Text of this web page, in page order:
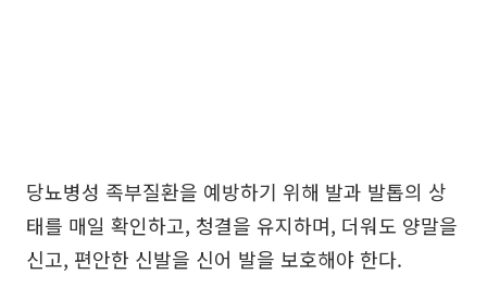
당뇨병성 족부질환을 예방하기 위해 발과 발톱의 상
태를 매일 확인하고, 청결을 유지하며, 더워도 양말을
신고, 편안한 신발을 신어 발을 보호해야 한다.